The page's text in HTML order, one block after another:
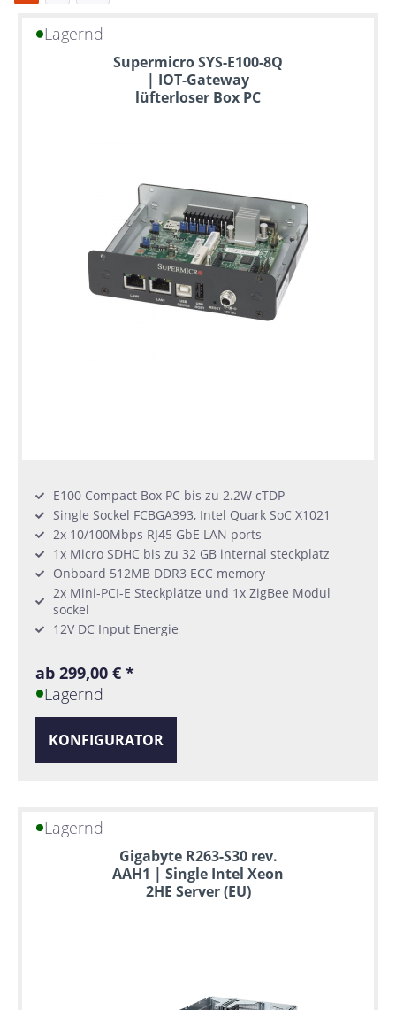
Lagernd
Supermicro SYS-E100-8Q
| IOT-Gateway
lüfterloser Box PC
E100 Compact Box PC bis zu 2.2W cTDP
Single Sockel FCBGA393, Intel Quark SoC X1021
2x 10/100Mbps RJ45 GbE LAN ports
1x Micro SDHC bis zu 32 GB internal steckplatz
Onboard 512MB DDR3 ECC memory
2x Mini-PCI-E Steckplätze und 1x ZigBee Modul
sockel
12V DC Input Energie
ab 299,00 € *
Lagernd
KONFIGURATOR
Lagernd
Gigabyte R263-S30 rev.
AAH1 | Single Intel Xeon
2HE Server (EU)